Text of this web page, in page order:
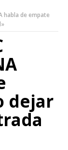
habla de empate
dejar